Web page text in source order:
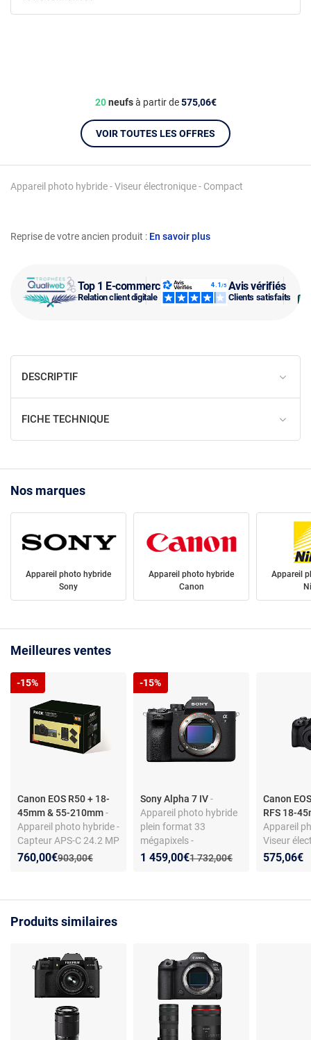
Top 1 E-commerce
Relation client digitale
Avis vérifiés
Clients satisfaits
Reprise de votre ancien produit : En savoir plus
Appareil photo hybride - Viseur électronique - Compact
20neufsà partir de575,06€
VOIR TOUTES LES OFFRES
DESCRIPTIF
FICHE TECHNIQUE
Nos marques
Appareil photo hybride
Sony
Appareil photo hybride
Canon
Appareil
Meilleures ventes
Canon EOS R50 + 18-
45mm & 55-210mm-
Appareil photo hybride -
Capteur APS-C 24.2 MP
- Vidéo 4K - Double
Ancien prix :
903,00€
Nouveau prix :
760,00€
Réduction de :
-15%
Sony Alpha 7 IV-
Appareil photo hybride
plein format 33
mégapixels -
Stabilisation 5 axes - AF
Ancien prix :
1 732,00€
Nouveau prix :
1 459,00€
Réduction de :
-15%
Canon
RFS 18-
Appareil
Viseur
Compact
575,06€
Produits similaires